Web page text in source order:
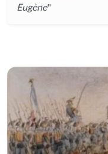
Eugène"